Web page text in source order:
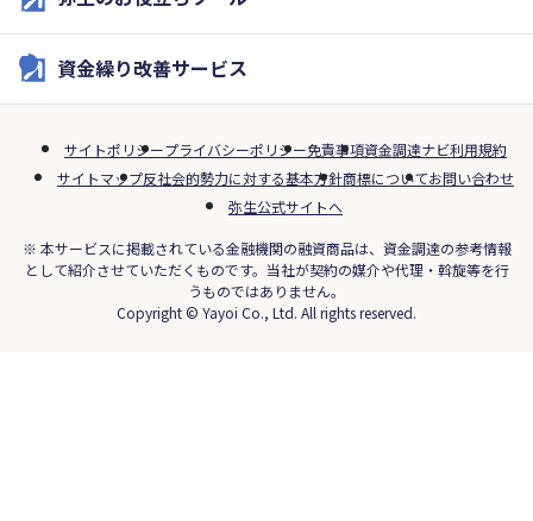
資金繰り改善サービス
サイトポリシープライバシーポリシー免責事項資金調達ナビ利用規約
サイトマップ反社会的勢力に対する基本方針商標についてお問い合わせ
弥生公式サイトへ
※ 本サービスに掲載されている金融機関の融資商品は、資金調達の参考情報
として紹介させていただくものです。当社が契約の媒介や代理・斡旋等を行
うものではありません。
Copyright © Yayoi Co., Ltd. All rights reserved.